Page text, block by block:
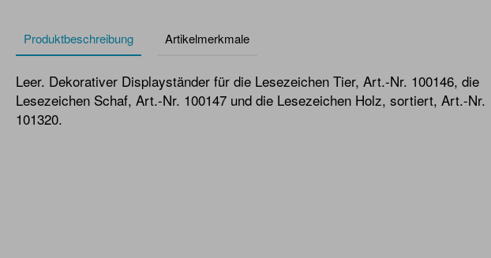
Produktbeschreibung Artikelmerkmale
Leer. Dekorativer Displayständer für die Lesezeichen Tier, Art.-Nr. 100146, die
Lesezeichen Schaf, Art.-Nr. 100147 und die Lesezeichen Holz, sortiert, Art.-Nr.
101320.